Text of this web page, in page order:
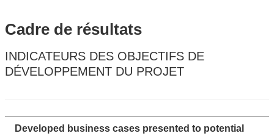
Cadre de résultats
INDICATEURS DES OBJECTIFS DE
DÉVELOPPEMENT DU PROJET
Developed business cases presented to potential